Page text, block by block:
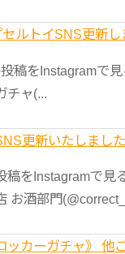
ルトイSNS更新し
稿をInstagramで
チャ(...
更新いたしました
稿をInstagramで見
お酒部門
ッカーガチャ》 他